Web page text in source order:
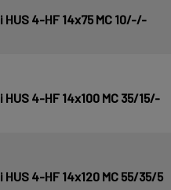
4-HF 14x75 MC 10/-/-
4-HF 14x100 MC 35/15/-
4-HF 14x120 MC 55/35/5